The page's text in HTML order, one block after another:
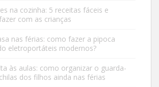
na cozinha: 5 receitas fáceis e
com as crianças
nas férias: como fazer a pipoca
eletroportáteis modernos?
às aulas: como organizar o guarda-
dos filhos ainda nas férias